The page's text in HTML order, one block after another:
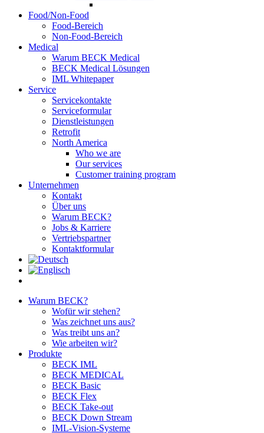
Food/Non-Food
Food-Bereich
Non-Food-Bereich
Medical
Warum BECK Medical
BECK Medical Lösungen
IML Whitepaper
Service
Servicekontakte
Serviceformular
Dienstleistungen
Retrofit
North America
Who we are
Our services
Customer training program
Unternehmen
Kontakt
Über uns
Warum BECK?
Jobs & Karriere
Vertriebspartner
Kontaktformular
Warum BECK?
Wofür wir stehen?
Was zeichnet uns aus?
Was treibt uns an?
Wie arbeiten wir?
Produkte
BECK IML
BECK MEDICAL
BECK Basic
BECK Flex
BECK Take-out
BECK Down Stream
IML-Vision-Systeme